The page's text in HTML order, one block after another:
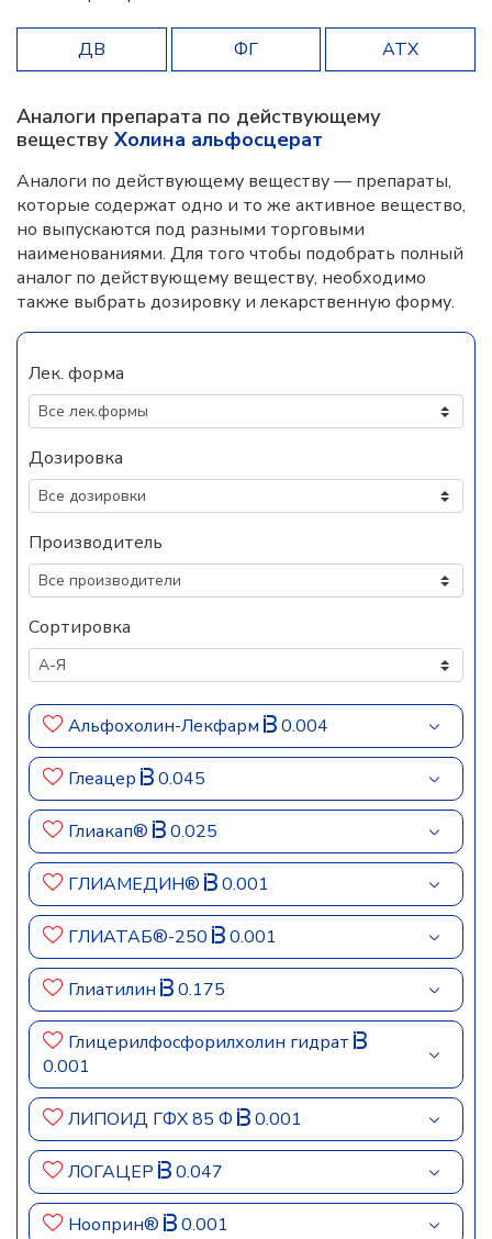
ДВ ФГ АТХ
Аналоги препарата по действующему
веществу Холина альфосцерат
Аналоги по действующему веществу — препараты,
которые содержат одно и то же активное вещество,
но выпускаются под разными торговыми
наименованиями. Для того чтобы подобрать полный
аналог по действующему веществу, необходимо
также выбрать дозировку и лекарственную форму.
Лек. форма
Дозировка
Производитель
Сортировка
Альфохолин-Лекфарм 0.004
Глеацер 0.045
Глиакап® 0.025
ГЛИАМЕДИН® 0.001
ГЛИАТАБ®-250 0.001
Глиатилин 0.175
Глицерилфосфорилхолин гидрат
0.001
ЛИПОИД ГФХ 85 Ф 0.001
ЛОГАЦЕР 0.047
Нооприн® 0.001